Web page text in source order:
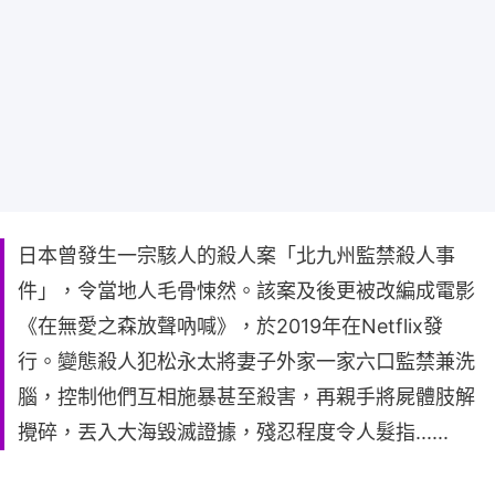
日本曾發生一宗駭人的殺人案「北九州監禁殺人事
件」，令當地人毛骨悚然。該案及後更被改編成電影
《在無愛之森放聲吶喊》，於2019年在Netflix發
行。變態殺人犯松永太將妻子外家一家六口監禁兼洗
腦，控制他們互相施暴甚至殺害，再親手將屍體肢解
攪碎，丟入大海毀滅證據，殘忍程度令人髮指......